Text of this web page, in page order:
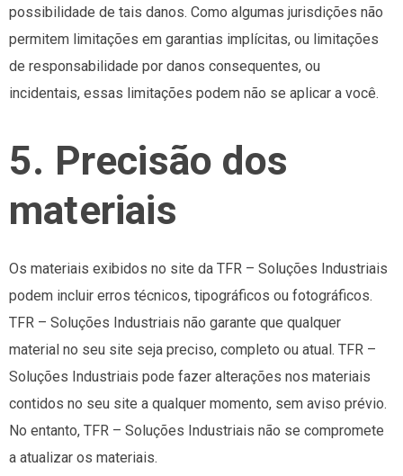
possibilidade de tais danos. Como algumas jurisdições não
permitem limitações em garantias implícitas, ou limitações
de responsabilidade por danos consequentes, ou
incidentais, essas limitações podem não se aplicar a você.
5. Precisão dos
materiais
Os materiais exibidos no site da TFR – Soluções Industriais
podem incluir erros técnicos, tipográficos ou fotográficos.
TFR – Soluções Industriais não garante que qualquer
material no seu site seja preciso, completo ou atual. TFR –
Soluções Industriais pode fazer alterações nos materiais
contidos no seu site a qualquer momento, sem aviso prévio.
No entanto, TFR – Soluções Industriais não se compromete
a atualizar os materiais.